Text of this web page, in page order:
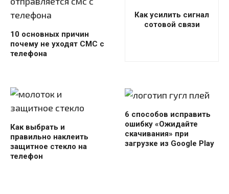
10 основных причин
почему не уходят СМС с
телефона
Как усилить сигнал
сотовой связи
Как выбрать и
правильно наклеить
защитное стекло на
телефон
6 способов исправить
ошибку «Ожидайте
скачивания» при
загрузке из Google Play